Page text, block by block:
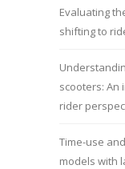
Evaluating
shifting to
scooters: An
rider
Time-use
models with